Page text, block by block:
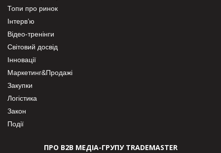
Топи про ринок
Інтерв’ю
Відео-тренінги
Світовий досвід
Інновації
Маркетинг&Продажі
Закупки
Логістика
Закон
Події
ПРО В2В МЕДІА-ГРУПУ TRADEMASTER